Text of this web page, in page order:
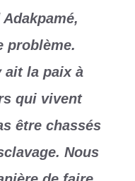
problème.
ait la paix à
qui vivent
être chassés
Nous